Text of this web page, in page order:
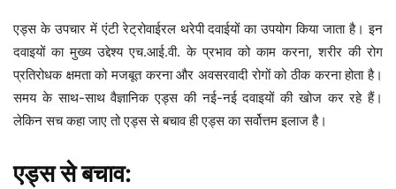
एड्स के उपचार में एंटी रेट्रोवाईरल थरेपी दवाईयों का उपयोग किया जाता है। इन
दवाइयों का मुख्य उद्देश्य एच.आई.वी. के प्रभाव को काम करना, शरीर की रोग
प्रतिरोधक क्षमता को मजबूत करना और अवसरवादी रोगों को ठीक करना होता है।
समय के साथ-साथ वैज्ञानिक एड्स की नई-नई दवाइयों की खोज कर रहे हैं।
लेकिन सच कहा जाए तो एड्स से बचाव ही एड्स का सर्वोत्तम इलाज है।
एड्स से बचाव: